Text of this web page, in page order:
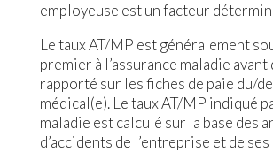
employeuse est un facteur
Le taux AT/MP est généralement
premier à l’assurance maladie avant
rapporté sur les fiches de paie du/
médical(e). Le taux AT/MP indiqué
maladie est calculé sur la base des
d’accidents de l’entreprise et de